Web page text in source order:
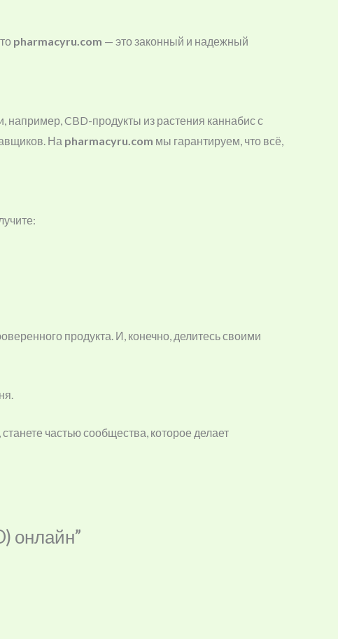
pharmacyru.com — это законный и надежный
CBD-продукты из растения каннабис с
На pharmacyru.com мы гарантируем, что всё,
продукта. И, конечно, делитесь своими
частью сообщества, которое делает
онлайн”